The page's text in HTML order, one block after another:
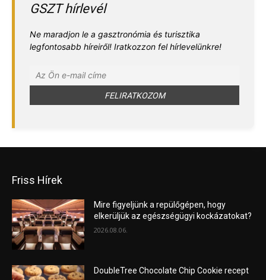
GSZT hírlevél
Ne maradjon le a gasztronómia és turisztika
legfontosabb híreiről! Iratkozzon fel hírlevelünkre!
Friss Hírek
Mire figyeljünk a repülőgépen, hogy
elkerüljük az egészségügyi kockázatokat?
2026.08.06.
DoubleTree Chocolate Chip Cookie recept